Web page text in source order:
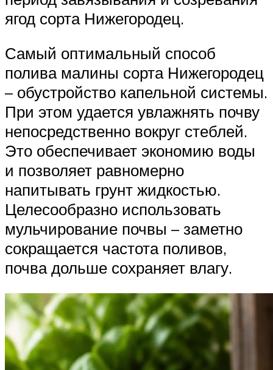
ягод сорта Нижегородец.
Самый оптимальный способ
полива малины сорта Нижегородец
– обустройство капельной системы.
При этом удается увлажнять почву
непосредственно вокруг стеблей.
Это обеспечивает экономию воды
и позволяет равномерно
напитывать грунт жидкостью.
Целесообразно использовать
мульчирование почвы – заметно
сокращается частота поливов,
почва дольше сохраняет влагу.